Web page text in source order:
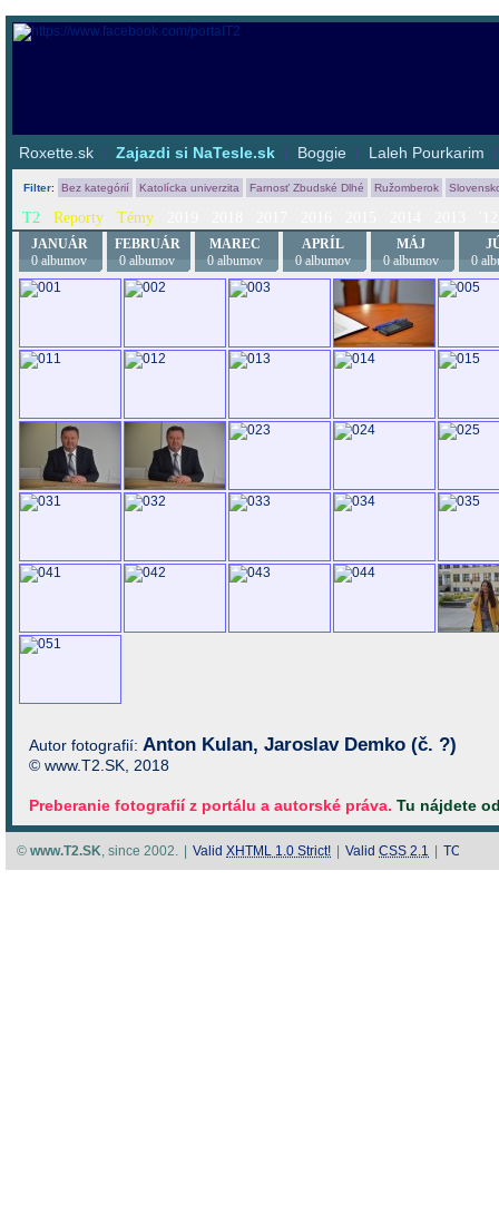
Roxette.sk | Zajazdi si NaTesle.sk | Boggie | Laleh Pourkarim
Filter: Bez kategórií Katolícka univerzita Farnosť Zbudské Dlhé Ružomberok
T2 Reporty Témy
JANUÁR
0 albumov
FEBRUÁR
0 albumov
MAREC
0 albumov
APRÍL
0 albumov
MÁJ
0 albumov
0
Autor fotografií: Anton Kulan, Jaroslav Demko (č. ?)
© www.T2.SK, 2018
Preberanie fotografií z portálu a autorské práva. Tu nájdete
© www.T2.SK, since 2002. Valid XHTML 1.0 Strict! Valid CSS 2.1